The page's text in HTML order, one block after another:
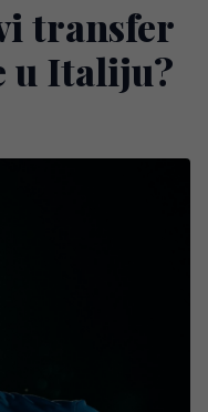
transfer
u Italiju?